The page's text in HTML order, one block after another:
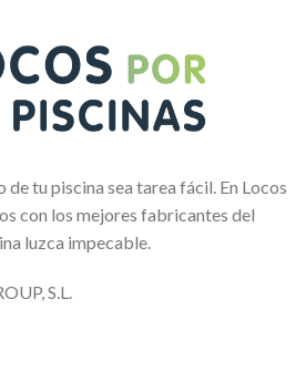
tu piscina sea tarea fácil. En Locos
con los mejores fabricantes del
luzca impecable.
S.L.